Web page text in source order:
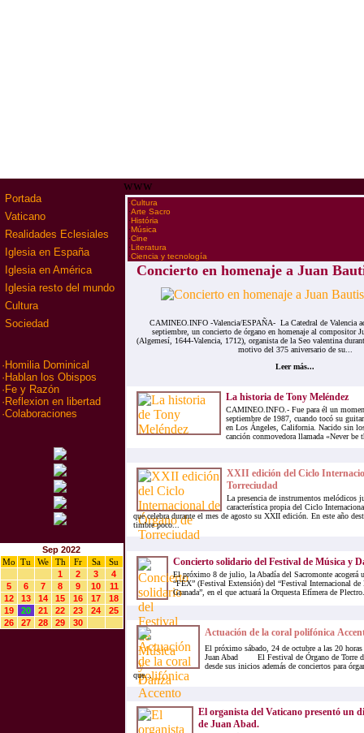
Portada
Vaticano
Realidades Eclesiales
Iglesia en España
Iglesia en América
Iglesia resto del mundo
Cultura
Sociedad
· Homilia Dominical
· Hablan los Obispos
· Fe y Razón
· Reflexion en libertad
·Colaboraciones
Sep 2022
Mo
Tu We Th Fr Sa
Su
1
2 3
4
5
6 7 8 9 10
11
12
13 14 15 16 17
18
19
20 21 22 23 24
25
26
27 28 29 30
www
·Cultura
·Arte Sacro
·História
·Música
·Cine
·Literatura
·Ciencia y tecnología
Concierto en homenaje a Juan
CAMINEO.INFO -Valencia/ESPAÑA- La Catedral de Valencia
septiembre, un concierto de órgano en homenaje al compositor
(Algemesí, 1644-Valencia, 1712), organista de la Seo valentina
motivo del 375 aniversario de su...
Leer más...
La historia de Tony Meléndez
CAMINEO.INFO.- Fue para él un
septiembre de 1987, cuando tocó su
en Los Ángeles, California. Nacido sin
canción conmovedora llamada «Never be
XXII edición del Ciclo
Torreciudad
La presencia de instrumentos melódicos
característica propia del Ciclo
que celebra durante el mes de agosto su XXII edición. En este año
timbre poco...
Concierto solidario del Festival de Música y
El próximo 8 de julio, la Abadía del Sacromonte acogerá
“FEX” (Festival Extensión) del “Festival Internacional de
Granada”, en el que actuará la Orquesta Efímera de
Actuación de la coral polifónica
El próximo sábado, 24 de octubre a las 20
Juan Abad El Festival de Órgano de Torre de
desde sus inicios además de conciertos para
que...
El organista del Vaticano presentó un
de Juan Abad.